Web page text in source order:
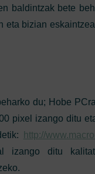
baldintzak bete
bizian
du; Hobe
pixel izango ditu
http://
izango ditu